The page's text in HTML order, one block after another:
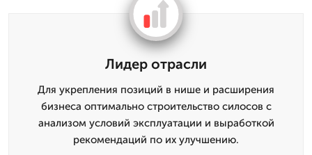
Лидер отрасли
Для укрепления позиций в нише и расширения
бизнеса оптимально строительство силосов с
анализом условий эксплуатации и выработкой
рекомендаций по их улучшению.